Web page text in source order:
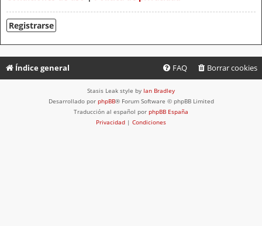
Registrarse
Índice general Borrar cookies
FAQ
Stasis Leak style by Ian Bradley
Desarrollado por phpBB® Forum Software © phpBB Limited
Traducción al español por phpBB España
Privacidad | Condiciones